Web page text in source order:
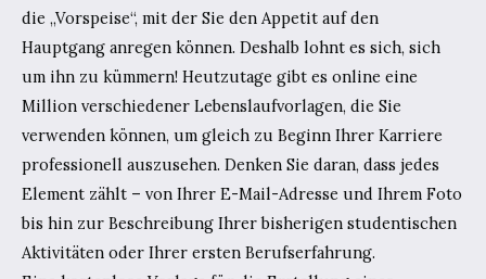
die „Vorspeise“, mit der Sie den Appetit auf den
Hauptgang anregen können. Deshalb lohnt es sich, sich
um ihn zu kümmern! Heutzutage gibt es online eine
Million verschiedener Lebenslaufvorlagen, die Sie
verwenden können, um gleich zu Beginn Ihrer Karriere
professionell auszusehen. Denken Sie daran, dass jedes
Element zählt – von Ihrer E-Mail-Adresse und Ihrem Foto
bis hin zur Beschreibung Ihrer bisherigen studentischen
Aktivitäten oder Ihrer ersten Berufserfahrung.